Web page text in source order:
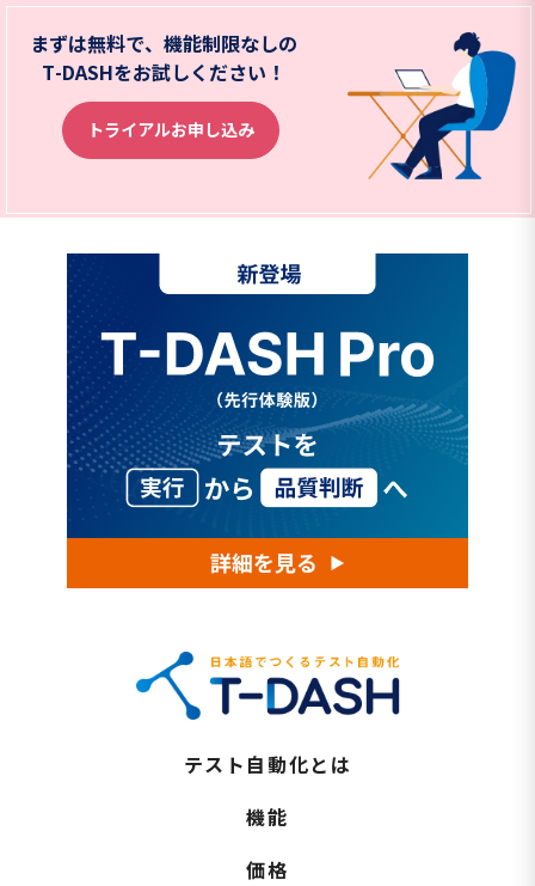
まずは無料で、機能制限なしの
T-DASHをお試しください！
トライアルお申し込み
テスト自動化とは
機能
価格